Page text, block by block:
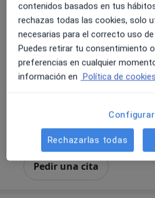
Especialista en Patología
Experto en Artroscopia de
Terapias regenerativas
Carrer de Balmes, 271,
IDC Clinica del Pilar
Tratamiento con factores de
Pedir una cita
contenidos basados en tus
rechazas todas las cookies, solo
necesarias para el correcto uso
Puedes retirar tu consentimiento
preferencias en cualquier
información en Política de
Configurar
Rechazarlas todas